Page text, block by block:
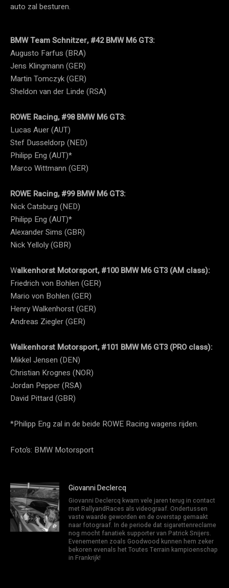
auto zal besturen.
BMW Team Schnitzer, #42 BMW M6 GT3:
Augusto Farfus (BRA)
Jens Klingmann (GER)
Martin Tomczyk (GER)
Sheldon van der Linde (RSA)
ROWE Racing, #98 BMW M6 GT3:
Lucas Auer (AUT)
Stef Dusseldorp (NED)
Philipp Eng (AUT)*
Marco Wittmann (GER)
ROWE Racing, #99 BMW M6 GT3:
Nick Catsburg (NED)
Philipp Eng (AUT)*
Alexander Sims (GBR)
Nick Yelloly (GBR)
Walkenhorst Motorsport, #100 BMW M6 GT3 (AM class):
Friedrich von Bohlen (GER)
Mario von Bohlen (GER)
Henry Walkenhorst (GER)
Andreas Ziegler (GER)
Walkenhorst Motorsport, #101 BMW M6 GT3 (PRO class):
Mikkel Jensen (DEN)
Christian Krognes (NOR)
Jordan Pepper (RSA)
David Pittard (GBR)
*Philipp Eng zal in de beide ROWE Racing wagens rijden.
Foto’s: BMW Motorsport
Giovanni Declercq
Giovanni Declercq kwam vele jaren terug in contact
met RallyandRaces als videograaf. Ondertussen
vaste waarde geworden en de overstap gemaakt
naar fotograaf. In de periode dat sigarettenreclame
nog mocht fanatiek supporter van Patrick Snijers.
Evenementen zoals Goodwood kunnen hem zeker
bekoren evenals het Toutes Terrain kampioenschap
in Frankrijk!